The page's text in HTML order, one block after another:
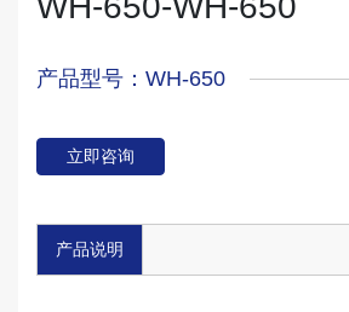
产品型号：WH-650
立即咨询
产品说明